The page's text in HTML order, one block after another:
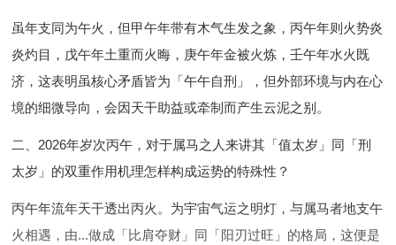
虽年支同为午火，但甲午年带有木气生发之象，丙午年则火势炎
炎灼目，戊午年土重而火晦，庚午年金被火炼，壬午年水火既
济，这表明虽核心矛盾皆为「午午自刑」，但外部环境与内在心
境的细微导向，会因天干助益或牵制而产生云泥之别。
二、2026年岁次丙午，对于属马之人来讲其「值太岁」同「刑
太岁」的双重作用机理怎样构成运势的特殊性？
丙午年流年天干透出丙火。为宇宙气运之明灯，与属马者地支午
火相遇，由...做成「比肩夺财」同「阳刃过旺」的格局，这便是